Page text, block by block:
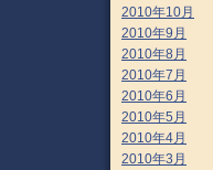
2010年10月
2010年9月
2010年8月
2010年7月
2010年6月
2010年5月
2010年4月
2010年3月